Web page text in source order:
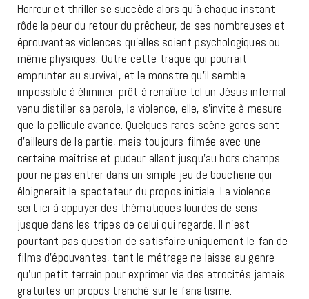
Horreur et thriller se succède alors qu’à chaque instant
rôde la peur du retour du prêcheur, de ses nombreuses et
éprouvantes violences qu’elles soient psychologiques ou
même physiques. Outre cette traque qui pourrait
emprunter au survival, et le monstre qu’il semble
impossible à éliminer, prêt à renaître tel un Jésus infernal
venu distiller sa parole, la violence, elle, s’invite à mesure
que la pellicule avance. Quelques rares scène gores sont
d’ailleurs de la partie, mais toujours filmée avec une
certaine maîtrise et pudeur allant jusqu’au hors champs
pour ne pas entrer dans un simple jeu de boucherie qui
éloignerait le spectateur du propos initiale. La violence
sert ici à appuyer des thématiques lourdes de sens,
jusque dans les tripes de celui qui regarde. Il n’est
pourtant pas question de satisfaire uniquement le fan de
films d’épouvantes, tant le métrage ne laisse au genre
qu’un petit terrain pour exprimer via des atrocités jamais
gratuites un propos tranché sur le fanatisme.